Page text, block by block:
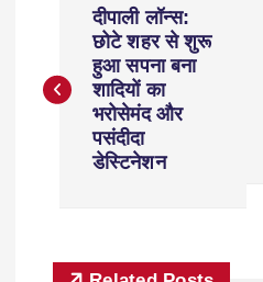
दीपाली लॉन्स:
छोटे शहर से शुरू
हुआ सपना बना
शादियों का
भरोसेमंद और
पसंदीदा
डेस्टिनेशन